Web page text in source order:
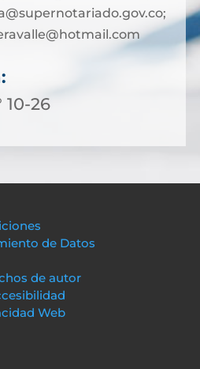
10-26
de Datos
de autor
Web